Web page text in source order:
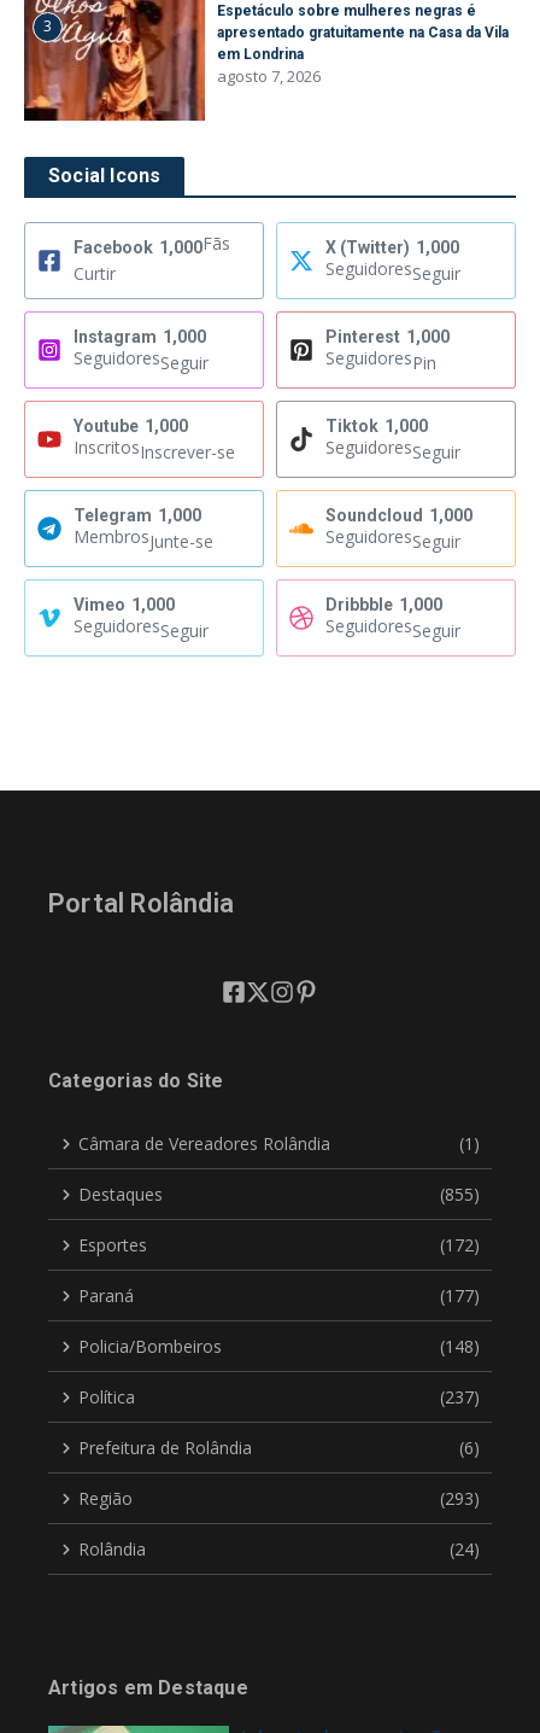
3
Espetáculo sobre mulheres negras é
apresentado gratuitamente na Casa da Vila
em Londrina
agosto 7, 2026
Social Icons
Facebook 1,000Fãs
Curtir
X (Twitter) 1,000
SeguidoresSeguir
Instagram 1,000
SeguidoresSeguir
Pinterest 1,000
SeguidoresPin
Youtube 1,000
InscritosInscrever-se
Tiktok 1,000
SeguidoresSeguir
Telegram 1,000
MembrosJunte-se
Soundcloud 1,000
SeguidoresSeguir
Vimeo 1,000
SeguidoresSeguir
Dribbble 1,000
SeguidoresSeguir
Portal Rolândia
Categorias do Site
Câmara de Vereadores Rolândia (1)
Destaques (855)
Esportes (172)
Paraná (177)
Policia/Bombeiros (148)
Política (237)
Prefeitura de Rolândia (6)
Região (293)
Rolândia (24)
Artigos em Destaque